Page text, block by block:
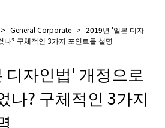
> General Corporate > 2019년 '일본 디자
나? 구체적인 3가지 포인트를 설명
자인법' 개정으로
나? 구체적인 3가지